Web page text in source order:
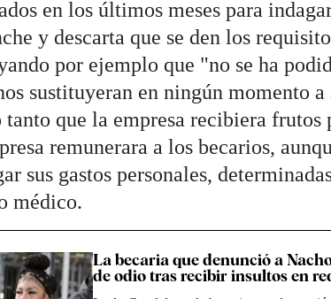
en los últimos meses para
y descarta que se den los
por ejemplo que "no se ha
sustituyeran en ningún momento
tanto que la empresa recibiera
remunerara a los becarios,
sus gastos personales,
médico.
La becaria que denunció a
de odio tras recibir insultos en